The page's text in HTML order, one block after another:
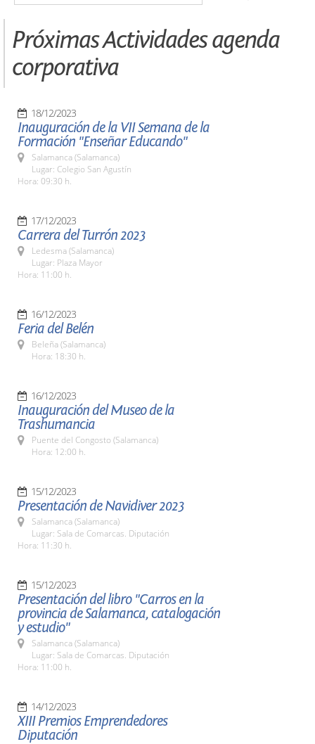
Próximas Actividades agenda
corporativa
18/12/2023
Inauguración de la VII Semana de la
Formación "Enseñar Educando"
Salamanca (Salamanca)
Lugar: Colegio San Agustín
Hora: 09:30 h.
17/12/2023
Carrera del Turrón 2023
Ledesma (Salamanca)
Lugar: Plaza Mayor
Hora: 11:00 h.
16/12/2023
Feria del Belén
Beleña (Salamanca)
Hora: 18:30 h.
16/12/2023
Inauguración del Museo de la
Trashumancia
Puente del Congosto (Salamanca)
Hora: 12:00 h.
15/12/2023
Presentación de Navidiver 2023
Salamanca (Salamanca)
Lugar: Sala de Comarcas. Diputación
Hora: 11:30 h.
15/12/2023
Presentación del libro "Carros en la
provincia de Salamanca, catalogación
y estudio"
Salamanca (Salamanca)
Lugar: Sala de Comarcas. Diputación
Hora: 11:00 h.
14/12/2023
XIII Premios Emprendedores
Diputación